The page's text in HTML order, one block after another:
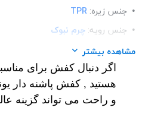
جنس زیره: TPR
جنس رویه: چرم نبوک
قالب: استاندارد
کاربرد: مجلسی
کفی:طبی
نحوه بسته شدن: slip-on
مشاهده بیشتر
اگر دنبال کفش برای
هستید , کفش پاشنه دار
و راحت می تواند گزینه